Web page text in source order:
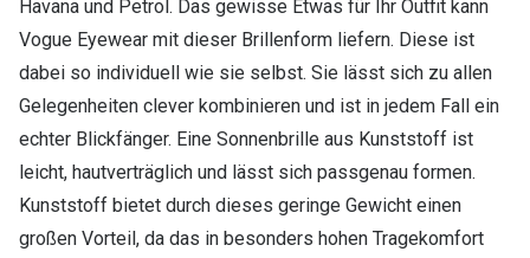
Havana und Petrol. Das gewisse Etwas für Ihr Outfit kann
Vogue Eyewear mit dieser Brillenform liefern. Diese ist
dabei so individuell wie sie selbst. Sie lässt sich zu allen
Gelegenheiten clever kombinieren und ist in jedem Fall ein
echter Blickfänger. Eine Sonnenbrille aus Kunststoff ist
leicht, hautverträglich und lässt sich passgenau formen.
Kunststoff bietet durch dieses geringe Gewicht einen
großen Vorteil, da das in besonders hohen Tragekomfort